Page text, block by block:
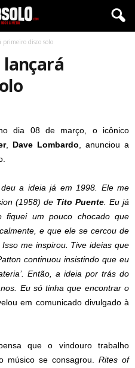
primeiro disco solo
lançará
dia 08 de março, o icônico
, Dave Lombardo , anunciou a
a ideia já em 1998. Ele me
(1958) de Tito Puente . Eu já
fiquei um pouco chocado que
e que ele se cercou de
me inspirou. Tive ideias que
continuou insistindo que eu
Então, a ideia por trás do
Eu só tinha que encontrar o
em comunicado divulgado à
que o vindouro trabalho
músico se consagrou. Rites of